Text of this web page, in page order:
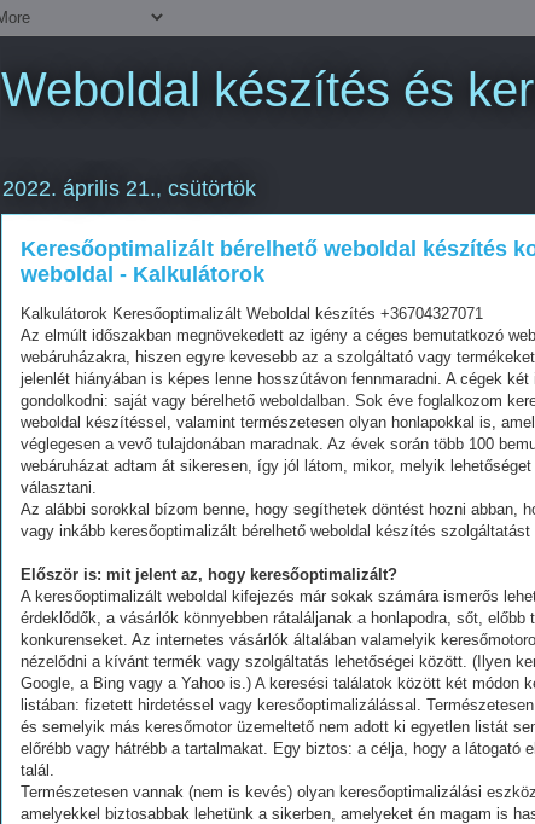
Weboldal készítés és
2022. április 21., csütörtök
Keresőoptimalizált bérelhető weboldal készítés
weboldal - Kalkulátorok
Kalkulátorok Keresőoptimalizált Weboldal készítés +36704327071
Az elmúlt időszakban megnövekedett az igény a céges bemutatkozó
webáruházakra, hiszen egyre kevesebb az a szolgáltató vagy
jelenlét hiányában is képes lenne hosszútávon fennmaradni. A cégek két
gondolkodni: saját vagy bérelhető weboldalban. Sok éve foglalkozom
weboldal készítéssel, valamint természetesen olyan honlapokkal is,
véglegesen a vevő tulajdonában maradnak. Az évek során több 100
webáruházat adtam át sikeresen, így jól látom, mikor, melyik
választani.
Az alábbi sorokkal bízom benne, hogy segíthetek döntést hozni abban,
vagy inkább keresőoptimalizált bérelhető weboldal készítés szolgáltatást
Először is: mit jelent az, hogy keresőoptimalizált?
A keresőoptimalizált weboldal kifejezés már sokak számára ismerős
érdeklődők, a vásárlók könnyebben rátaláljanak a honlapodra, sőt, előbb
konkurenseket. Az internetes vásárlók általában valamelyik
nézelődni a kívánt termék vagy szolgáltatás lehetőségei között. (Ilyen
Google, a Bing vagy a Yahoo is.) A keresési találatok között két módon
listában: fizetett hirdetéssel vagy keresőoptimalizálással.
és semelyik más keresőmotor üzemeltető nem adott ki egyetlen listát
előrébb vagy hátrébb a tartalmakat. Egy biztos: a célja, hogy a látogató
talál.
Természetesen vannak (nem is kevés) olyan keresőoptimalizálási
amelyekkel biztosabbak lehetünk a sikerben, amelyeket én magam is